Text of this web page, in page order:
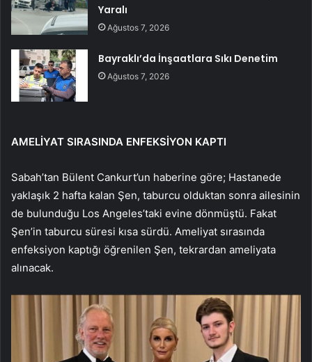
Yaralı
Ağustos 7, 2026
Bayraklı’da İnşaatlara Sıkı Denetim
Ağustos 7, 2026
AMELİYAT SIRASINDA ENFEKSİYON KAPTI
Sabah’tan Bülent Cankurt’un haberine göre; Hastanede
yaklaşık 2 hafta kalan Şen, taburcu olduktan sonra ailesinin
de bulunduğu Los Angeles’taki evine dönmüştü. Fakat
Şen’in taburcu süresi kısa sürdü. Ameliyat sırasında
enfeksiyon kaptığı öğrenilen Şen, tekrardan ameliyata
alınacak.